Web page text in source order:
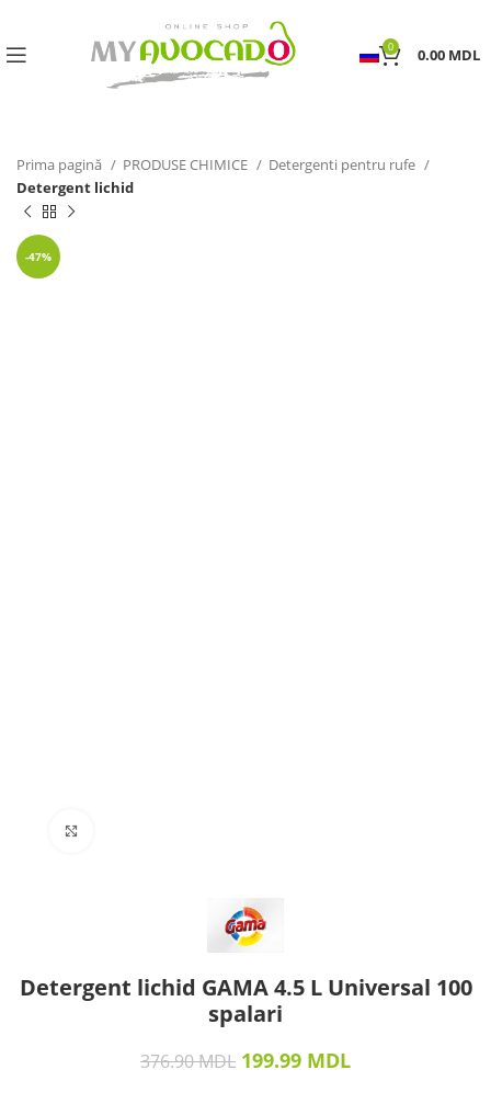
0 0.00 MDL
Prima pagină PRODUSE CHIMICE
Detergenti pentru rufe
Detergent lichid
-47%
Detergent lichid GAMA 4.5 L Universal 100
spalari
376.90MDL 199.99 MDL